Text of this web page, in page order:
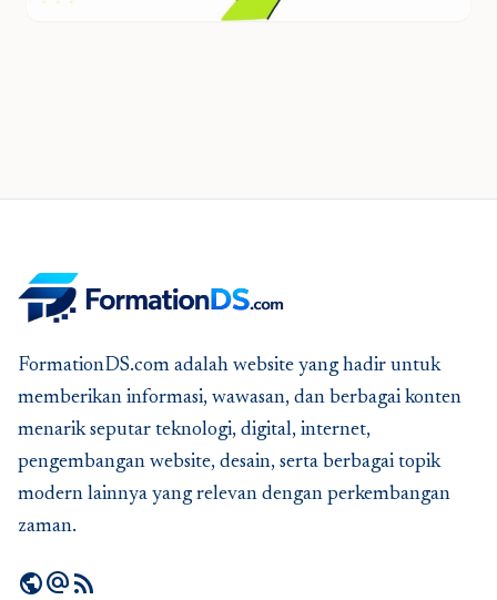
FormationDS.com adalah website yang hadir untuk
memberikan informasi, wawasan, dan berbagai konten
menarik seputar teknologi, digital, internet,
pengembangan website, desain, serta berbagai topik
modern lainnya yang relevan dengan perkembangan
zaman.
publicalternate_emailrss_feed